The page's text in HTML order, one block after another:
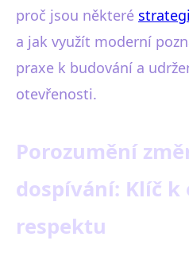
proč jsou některé
a jak využít moderní
praxe k budování a
otevřenosti.
Porozumění
dospívání: Klíč k
respektu